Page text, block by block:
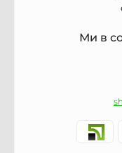
Ми в